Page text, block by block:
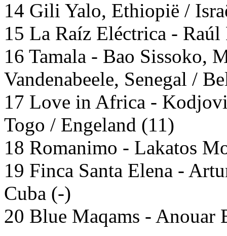
14 Gili Yalo, Ethiopië /
15 La Raíz Eléctrica -
16 Tamala - Bao Sissoko,
Vandenabeele, Senegal /
17 Love in Africa -
Togo / Engeland (11)
18 Romanimo - Lakatos
19 Finca Santa Elena -
Cuba (-)
20 Blue Maqams - Anouar